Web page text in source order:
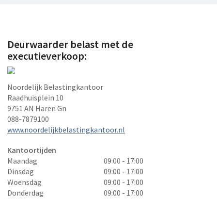
Deurwaarder belast met de
executieverkoop:
Noordelijk Belastingkantoor
Raadhuisplein 10
9751 AN Haren Gn
088-7879100
www.noordelijkbelastingkantoor.nl
Kantoortijden
Maandag
09:00 - 17:00
Dinsdag
09:00 - 17:00
Woensdag
09:00 - 17:00
Donderdag
09:00 - 17:00